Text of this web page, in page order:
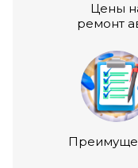
Цены
ремонт